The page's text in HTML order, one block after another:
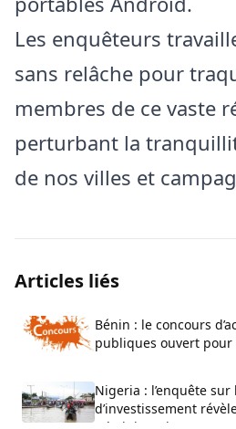
Les enquêteurs
sans relâche pour
membres de ce vaste
perturbant la
de nos villes et
Articles liés
Bénin : le concours
publiques ouvert pour
Nigeria : l’enquête
d’investissement